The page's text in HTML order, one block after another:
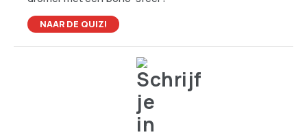
NAAR DE QUIZ!